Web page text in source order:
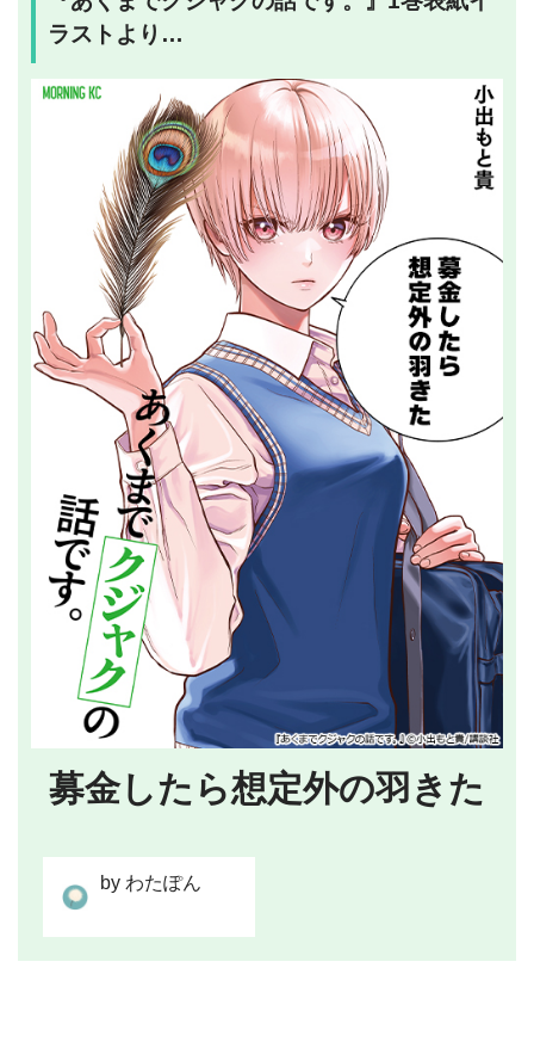
ラストより…
募金したら想定外の羽きた
by わたぽん